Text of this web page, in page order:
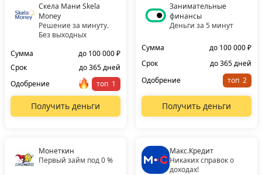
Скела Мани Skela
Money
Решение за минуту.
Без выходных
Сумма
до 100 000 ₽
Срок
до 365 дней
Одобрение
топ
Получить деньги
Занимательные
финансы
Деньги за 5 минут
Сумма
до 100 000 ₽
Срок
до 365 дней
Одобрение
топ
Получить деньги
Монеткин
Первый займ под 0 %
Макс.Кредит
Никаких справок о
доходах!